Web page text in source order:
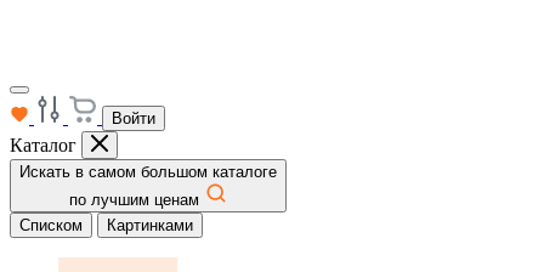
Войти
Каталог
Искать в самом большом каталоге
по лучшим ценам
Списком
Картинками